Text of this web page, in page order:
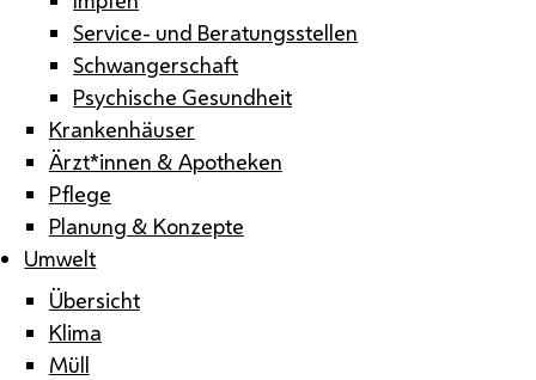
Service- und Beratungsstellen
Schwangerschaft
Psychische Gesundheit
Krankenhäuser
Ärzt*innen & Apotheken
Pflege
Planung & Konzepte
Umwelt
Übersicht
Klima
Müll